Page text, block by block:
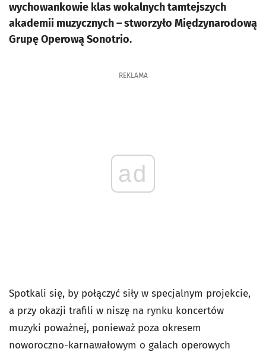
wychowankowie klas wokalnych tamtejszych
akademii muzycznych – stworzyło Międzynarodową
Grupę Operową Sonotrio.
REKLAMA
ad
Spotkali się, by połączyć siły w specjalnym projekcie,
a przy okazji trafili w niszę na rynku koncertów
muzyki poważnej, ponieważ poza okresem
noworoczno-karnawałowym o galach operowych